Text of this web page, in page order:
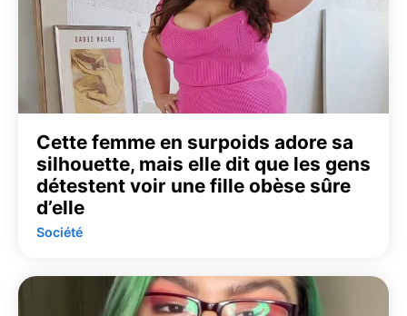
Cette femme en surpoids adore sa
silhouette, mais elle dit que les gens
détestent voir une fille obèse sûre
d’elle
Société